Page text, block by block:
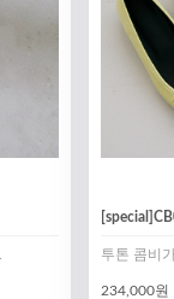
투톤 콤비
234,000원